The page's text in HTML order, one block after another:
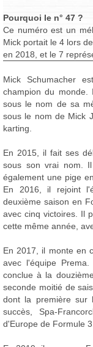
Pourquoi le n° 47 ?
Ce numéro est un
Mick portait le 4 lors
en 2018, et le 7
Mick Schumacher
champion du
sous le nom de sa
sous le nom de Mick
karting.
En 2015, il fait ses
sous son vrai nom.
également une pige
En 2016, il rejoint
deuxième saison en
avec cinq victoires. Il
cette même année,
En 2017, il monte en
avec l'équipe
conclue à la
seconde moitié de
dont la première sur
succès, Spa-
d'Europe de Formule 3.